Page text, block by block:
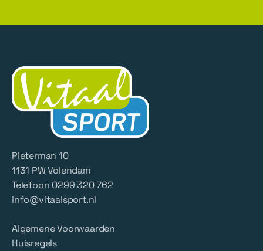
Pieterman 10
1131 PW Volendam
Telefoon 0299 320 762
info@vitaalsport.nl
Algemene Voorwaarden
Huisregels